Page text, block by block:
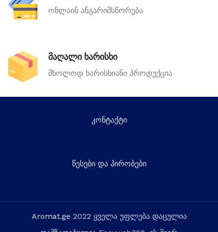
ონლაინ ანგარიშსწორება
მაღალი ხარისხი
მხოლოდ ხარისხიანი პროდუქცია
კონტაქტი
წესები და პირობები
Aromat.ge 2022 ყველა უფლება დაცულია